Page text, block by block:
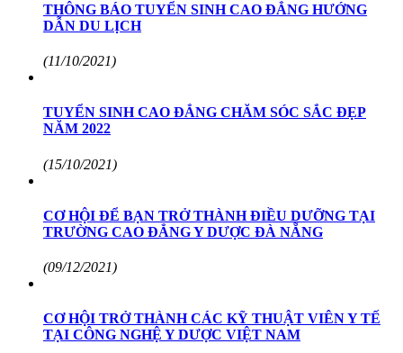
THÔNG BÁO TUYỂN SINH CAO ĐẲNG HƯỚNG
DẪN DU LỊCH
(11/10/2021)
TUYỂN SINH CAO ĐẲNG CHĂM SÓC SẮC ĐẸP
NĂM 2022
(15/10/2021)
CƠ HỘI ĐỂ BẠN TRỞ THÀNH ĐIỀU DƯỠNG TẠI
TRƯỜNG CAO ĐẲNG Y DƯỢC ĐÀ NẴNG
(09/12/2021)
CƠ HỘI TRỞ THÀNH CÁC KỸ THUẬT VIÊN Y TẾ
TẠI CÔNG NGHỆ Y DƯỢC VIỆT NAM